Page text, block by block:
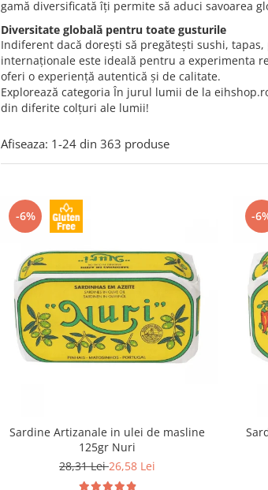
gamă diversificată îți permite să aduci savoarea
Diversitate globală pentru toate gusturile
Indiferent dacă dorești să pregătești sushi,
internaționale este ideală pentru a experimenta
oferi o experiență autentică și de calitate.
Explorează categoria În jurul lumii de la
din diferite colțuri ale lumii!
Afiseaza: 1-24 din 363 produse
-6%
Sardine Artizanale in ulei de masline
125gr Nuri
28,31 Lei26,58 Lei
-